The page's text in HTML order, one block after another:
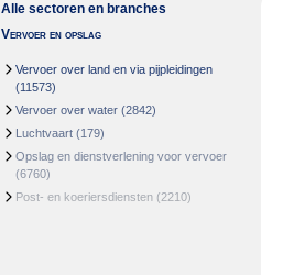
Alle sectoren en branches
Vervoer en opslag
Vervoer over land en via pijpleidingen
(11573)
Vervoer over water (2842)
Luchtvaart (179)
Opslag en dienstverlening voor vervoer
(6760)
Post- en koeriersdiensten (2210)